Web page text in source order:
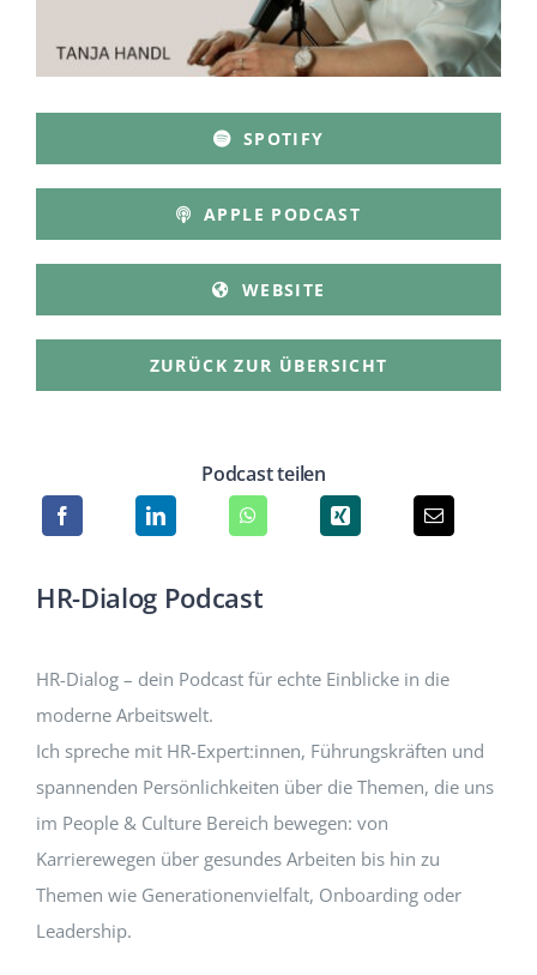
SPOTIFY
APPLE PODCAST
WEBSITE
ZURÜCK ZUR ÜBERSICHT
Podcast teilen
HR-Dialog Podcast
HR-Dialog – dein Podcast für echte Einblicke in die
moderne Arbeitswelt.
Ich spreche mit HR-Expert:innen, Führungskräften und
spannenden Persönlichkeiten über die Themen, die uns
im People & Culture Bereich bewegen: von
Karrierewegen über gesundes Arbeiten bis hin zu
Themen wie Generationenvielfalt, Onboarding oder
Leadership.